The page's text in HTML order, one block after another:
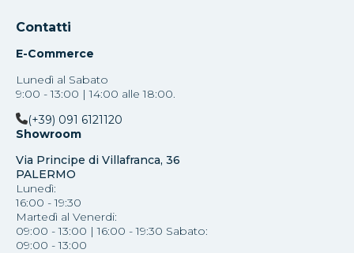
Contatti
E-Commerce
Lunedì al Sabato
9:00 - 13:00 | 14:00 alle 18:00.
(+39) 091 6121120
Showroom
Via Principe di Villafranca, 36
PALERMO
Lunedì:
16:00 - 19:30
Martedì al Venerdi:
09:00 - 13:00 | 16:00 - 19:30 Sabato:
09:00 - 13:00